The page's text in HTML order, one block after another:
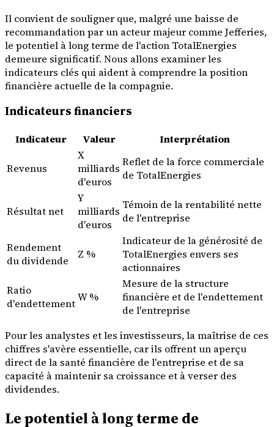
Il convient de souligner que, malgré une baisse de
recommandation par un acteur majeur comme Jefferies,
le potentiel à long terme de l'action TotalEnergies
demeure significatif. Nous allons examiner les
indicateurs clés qui aident à comprendre la position
financière actuelle de la compagnie.
Indicateurs financiers
Indicateur Valeur Interprétation
Revenus
X
milliards
d'euros
Reflet de la force commerciale
de TotalEnergies
Résultat net
Y
milliards
d'euros
Témoin de la rentabilité nette
de l'entreprise
Rendement
du dividende
Z %
Indicateur de la générosité de
TotalEnergies envers ses
actionnaires
Ratio
d'endettementW %
Mesure de la structure
financière et de l'endettement
de l'entreprise
Pour les analystes et les investisseurs, la maîtrise de ces
chiffres s'avère essentielle, car ils offrent un aperçu
direct de la santé financière de l'entreprise et de sa
capacité à maintenir sa croissance et à verser des
dividendes.
Le potentiel à long terme de